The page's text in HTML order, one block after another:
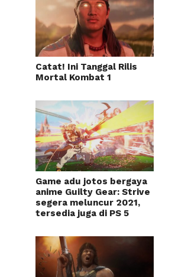
Catat! Ini Tanggal Rilis
Mortal Kombat 1
Game adu jotos bergaya
anime Guilty Gear: Strive
segera meluncur 2021,
tersedia juga di PS 5